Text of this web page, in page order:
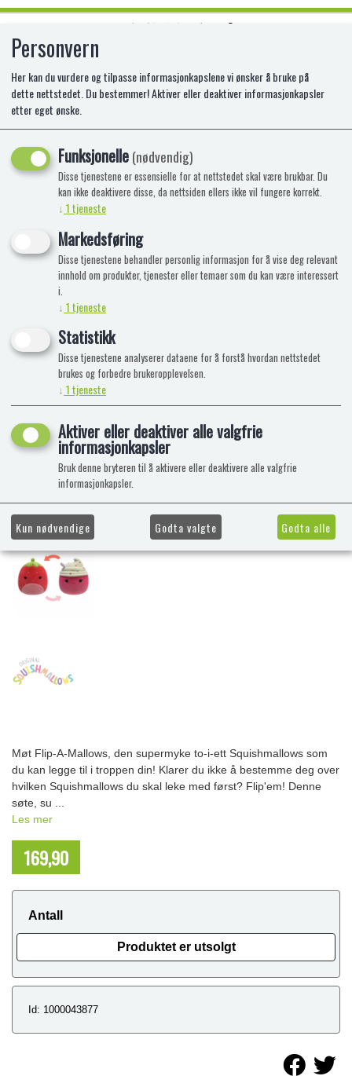
SQUISHMALLOWS FLIP SCARLET &
CINNAMON
Møt Flip-A-Mallows, den supermyke to-i-ett Squishmallows som
du kan legge til i troppen din! Klarer du ikke å bestemme deg over
hvilken Squishmallows du skal leke med først? Flip'em! Denne
søte, su ...
Les mer
169,90
Antall
Produktet er utsolgt
Id: 1000043877
Personvern
Her kan du vurdere og tilpasse informasjonkapslene vi ønsker å bruke på
dette nettstedet. Du bestemmer! Aktiver eller deaktiver informasjonkapsler
etter eget ønske.
Funksjonelle(nødvendig)
Disse tjenestene er essensielle for at nettstedet skal være brukbar. Du
kan ikke deaktivere disse, da nettsiden ellers ikke vil fungere korrekt.
↓ 1tjeneste
Markedsføring
Disse tjenestene behandler personlig informasjon for å vise deg relevant
innhold om produkter, tjenester eller temaer som du kan være interessert
i.
↓ 1tjeneste
Statistikk
Disse tjenestene analyserer dataene for å forstå hvordan nettstedet
brukes og forbedre brukeropplevelsen.
↓ 1tjeneste
Aktiver eller deaktiver alle valgfrie
informasjonkapsler
Bruk denne bryteren til å aktivere eller deaktivere alle valgfrie
informasjonkapsler.
Kun nødvendige Godta valgte Godta alle